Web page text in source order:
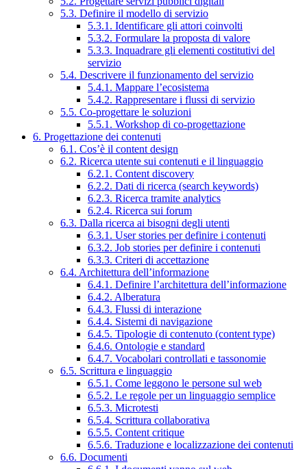
5.3. Definire il modello di servizio
5.3.1. Identificare gli attori coinvolti
5.3.2. Formulare la proposta di valore
5.3.3. Inquadrare gli elementi costitutivi del
servizio
5.4. Descrivere il funzionamento del servizio
5.4.1. Mappare l’ecosistema
5.4.2. Rappresentare i flussi di servizio
5.5. Co-progettare le soluzioni
5.5.1. Workshop di co-progettazione
6. Progettazione dei contenuti
6.1. Cos’è il content design
6.2. Ricerca utente sui contenuti e il linguaggio
6.2.1. Content discovery
6.2.2. Dati di ricerca (search keywords)
6.2.3. Ricerca tramite analytics
6.2.4. Ricerca sui forum
6.3. Dalla ricerca ai bisogni degli utenti
6.3.1. User stories per definire i contenuti
6.3.2. Job stories per definire i contenuti
6.3.3. Criteri di accettazione
6.4. Architettura dell’informazione
6.4.1. Definire l’architettura dell’informazione
6.4.2. Alberatura
6.4.3. Flussi di interazione
6.4.4. Sistemi di navigazione
6.4.5. Tipologie di contenuto (content type)
6.4.6. Ontologie e standard
6.4.7. Vocabolari controllati e tassonomie
6.5. Scrittura e linguaggio
6.5.1. Come leggono le persone sul web
6.5.2. Le regole per un linguaggio semplice
6.5.3. Microtesti
6.5.4. Scrittura collaborativa
6.5.5. Content critique
6.5.6. Traduzione e localizzazione dei contenuti
6.6. Documenti